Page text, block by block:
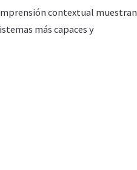
contextual muestran
más capaces y